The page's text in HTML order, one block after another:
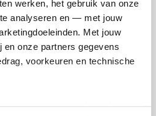
werken, het gebruik van onze
analyseren en — met jouw
Met jouw
en onze partners gegevens
voorkeuren en technische